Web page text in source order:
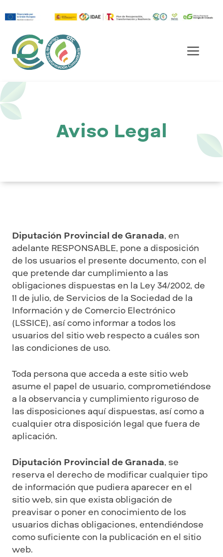
contenido
Aviso Legal
Diputación Provincial de Granada, en
adelante RESPONSABLE, pone a disposición
de los usuarios el presente documento, con el
que pretende dar cumplimiento a las
obligaciones dispuestas en la Ley 34/2002, de
11 de julio, de Servicios de la Sociedad de la
Información y de Comercio Electrónico
(LSSICE), así como informar a todos los
usuarios del sitio web respecto a cuáles son
las condiciones de uso.
Toda persona que acceda a este sitio web
asume el papel de usuario, comprometiéndose
a la observancia y cumplimiento riguroso de
las disposiciones aquí dispuestas, así como a
cualquier otra disposición legal que fuera de
aplicación.
Diputación Provincial de Granada, se
reserva el derecho de modificar cualquier tipo
de información que pudiera aparecer en el
sitio web, sin que exista obligación de
preavisar o poner en conocimiento de los
usuarios dichas obligaciones, entendiéndose
como suficiente con la publicación en el sitio
web.